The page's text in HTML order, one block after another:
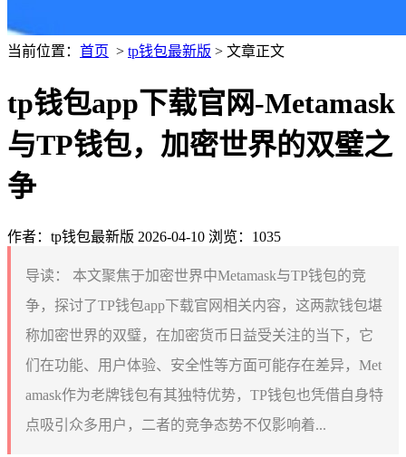
当前位置： 首页 > tp钱包最新版 > 文章正文
tp钱包app下载官网-Metamask
与TP钱包，加密世界的双璧之
争
作者：tp钱包最新版 2026-04-10 浏览：1035
导读：
本文聚焦于加密世界中Metamask与TP钱包的竞
争，探讨了TP钱包app下载官网相关内容，这两款钱包堪
称加密世界的双璧，在加密货币日益受关注的当下，它
们在功能、用户体验、安全性等方面可能存在差异，Met
amask作为老牌钱包有其独特优势，TP钱包也凭借自身特
点吸引众多用户，二者的竞争态势不仅影响着...